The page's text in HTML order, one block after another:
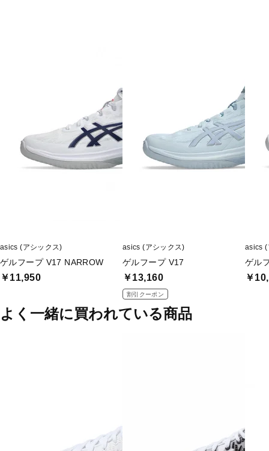
asics (アシックス)
ゲルフープ V17 NARROW
￥11,950
asics (アシックス)
ゲルフープ V17
￥13,160
割引クーポン
asics (
ゲル
￥
よく一緒に買われている商品